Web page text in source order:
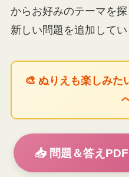
からお好みのテーマを
新しい問題を追加してい
🎨 ぬりえも楽しみた
📥 問題＆答え